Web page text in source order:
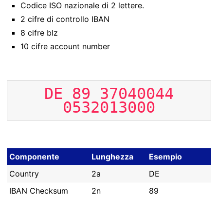
Codice ISO nazionale di 2 lettere.
2 cifre di controllo IBAN
8 cifre blz
10 cifre account number
DE 89 37040044
0532013000
Componente Lunghezza
Esempio
Country
2a
DE
IBAN Checksum
2n
89